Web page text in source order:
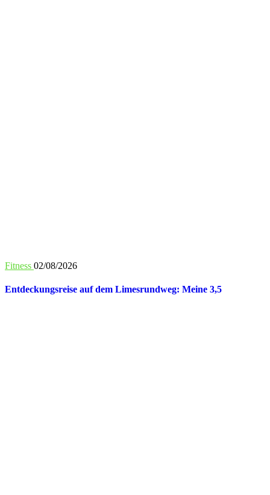
Fitness 02/08/2026
Entdeckungsreise auf dem Limesrundweg: Meine 3,5